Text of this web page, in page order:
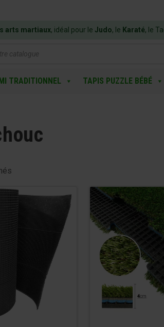
arts martiaux, idéal pour le Judo, le Karaté, le
TRADITIONNEL TAPIS PUZZLE BÉBÉ